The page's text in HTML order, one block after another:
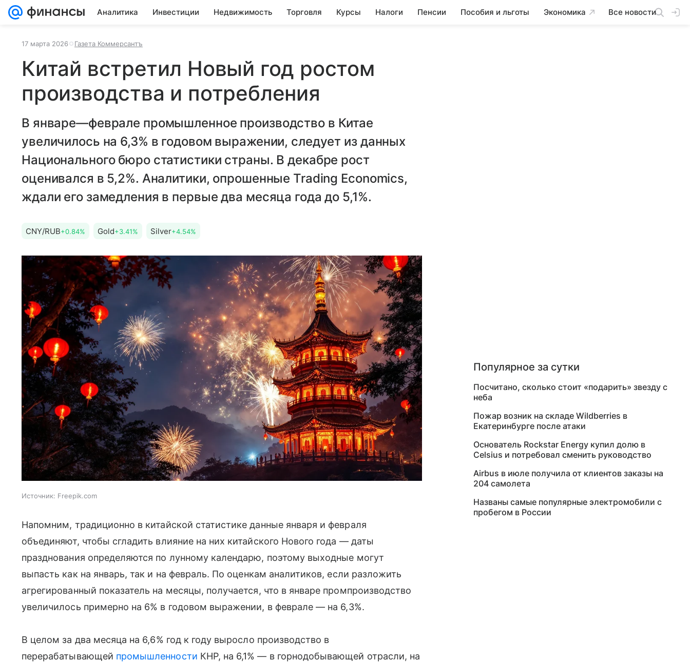
Аналитика Инвестиции Недвижимость Торговля Курсы Налоги Пенсии Пособия и льготы Экономика Все новости
17 марта 2026 Газета Коммерсантъ
Китай встретил Новый год ростом
производства и потребления
В январе—феврале промышленное производство в Китае
увеличилось на 6,3% в годовом выражении, следует из данных
Национального бюро статистики страны. В декабре рост
оценивался в 5,2%. Аналитики, опрошенные Trading Economics,
ждали его замедления в первые два месяца года до 5,1%.
CNY/RUB+0.84% Gold+3.41% Silver+4.54%
Источник: Freepik.com
Напомним, традиционно в китайской статистике данные января и февраля
объединяют, чтобы сгладить влияние на них китайского Нового года — даты
празднования определяются по лунному календарю, поэтому выходные могут
выпасть как на январь, так и на февраль. По оценкам аналитиков, если разложить
агрегированный показатель на месяцы, получается, что в январе промпроизводство
увеличилось примерно на 6% в годовом выражении, в феврале — на 6,3%.
В целом за два месяца на 6,6% год к году выросло производство в
перерабатывающей промышленности КНР, на 6,1% — в горнодобывающей отрасли, на
Популярное за сутки
Посчитано, сколько стоит «подарить» звезду с
неба
Пожар возник на складе Wildberries в
Екатеринбурге после атаки
Основатель Rockstar Energy купил долю в
Celsius и потребовал сменить руководство
Airbus в июле получила от клиентов заказы на
204 самолета
Названы самые популярные электромобили с
пробегом в России